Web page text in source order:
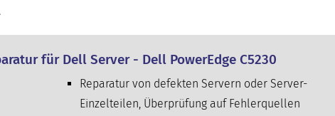
für Dell Server - Dell PowerEdge C5230
Reparatur von defekten Servern oder Server-
Einzelteilen, Überprüfung auf Fehlerquellen